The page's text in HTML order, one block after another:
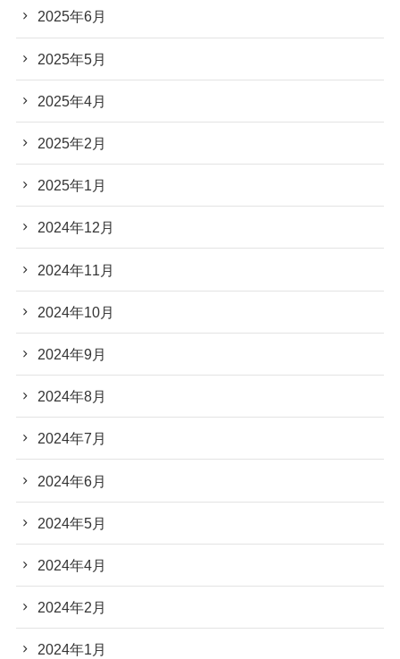
2025年6月
2025年5月
2025年4月
2025年2月
2025年1月
2024年12月
2024年11月
2024年10月
2024年9月
2024年8月
2024年7月
2024年6月
2024年5月
2024年4月
2024年2月
2024年1月